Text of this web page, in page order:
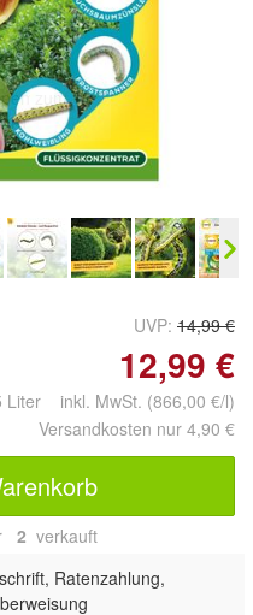
zum
UVP: 14,99 €
12,99 €
Liter inkl. MwSt. (866,00 €/l)
Versandkosten nur 4,90 €
2 verkauft
Ratenzahlung,